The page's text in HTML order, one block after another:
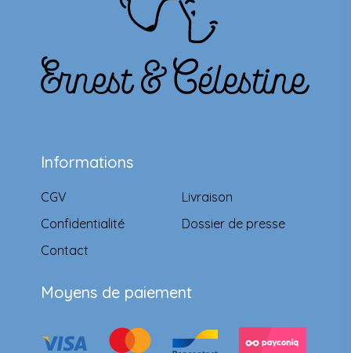
Informations
CGV
Confidentialité
Contact
Livraison
Dossier de presse
Moyens de paiement